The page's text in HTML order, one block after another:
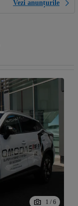
Vezi anunțurile
1 / 6